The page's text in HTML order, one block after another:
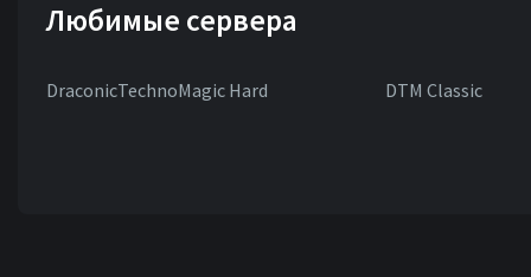
Любимые сервера
DraconicTechnoMagic Hard DTM Classic